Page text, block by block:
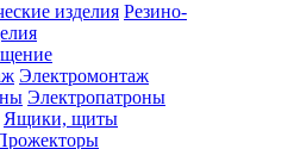
Резино-
Электромонтаж
Электропатроны
Ящики, щиты